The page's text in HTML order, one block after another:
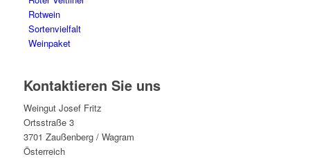
Rotwein
Sortenvielfalt
Weinpaket
Kontaktieren Sie uns
Weingut Josef Fritz
Ortsstraße 3
3701 Zaußenberg / Wagram
Österreich